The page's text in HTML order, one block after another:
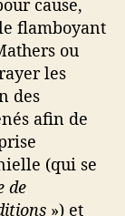
flamboyant
ou
les
des
afin de
(qui se
de
») et